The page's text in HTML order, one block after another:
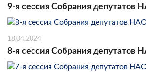
9-я сессия Собрания депутатов
18.04.2024
8-я сессия Собрания депутатов